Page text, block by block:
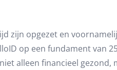
zijn opgezet en
op een fundament van
alleen financieel gezond,